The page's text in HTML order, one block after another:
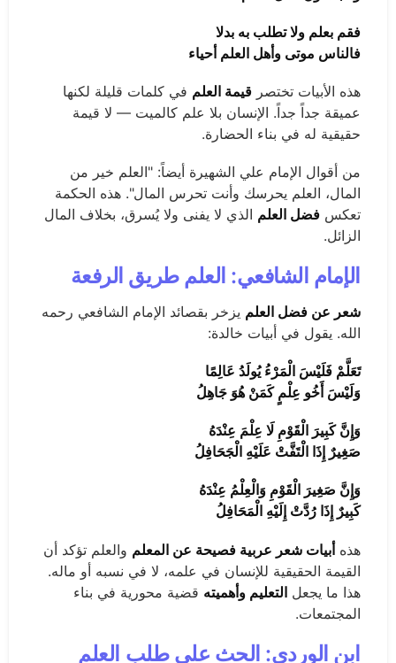
فقم بعلم ولا تطلب به بدلا
فالناس موتى وأهل العلم أحياء
هذه الأبيات تختصر قيمة العلم في كلمات قليلة لكنها
عميقة جداً جداً. الإنسان بلا علم كالميت — لا قيمة
حقيقية له في بناء الحضارة.
من أقوال الإمام علي الشهيرة أيضاً: "العلم خير من
المال، العلم يحرسك وأنت تحرس المال". هذه الحكمة
تعكس فضل العلم الذي لا يفنى ولا يُسرق، بخلاف المال
الزائل.
الإمام الشافعي: العلم طريق الرفعة
شعر عن فضل العلم يزخر بقصائد الإمام الشافعي رحمه
الله. يقول في أبيات خالدة:
تَعَلَّمْ فَلَيْسَ الْمَرْءُ يُولَدُ عَالِمًا
وَلَيْسَ أَخُو عِلْمٍ كَمَنْ هُوَ جَاهِلُ
وَإِنَّ كَبِيرَ الْقَوْمِ لَا عِلْمَ عِنْدَهُ
صَغِيرٌ إِذَا الْتَفَّتْ عَلَيْهِ الْجَحَافِلُ
وَإِنَّ صَغِيرَ الْقَوْمِ وَالْعِلْمُ عِنْدَهُ
كَبِيرٌ إِذَا رُدَّتْ إِلَيْهِ الْمَحَافِلُ
هذهأبيات شعر عربية فصيحة عن المعلم والعلم تؤكد أن
القيمة الحقيقية للإنسان في علمه، لا في نسبه أو ماله.
هذا ما يجعل التعليم وأهميته قضية محورية في بناء
المجتمعات.
ابن الوردي: الحث على طلب العلم